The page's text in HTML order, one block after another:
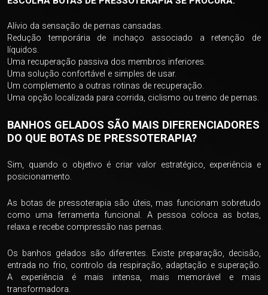
Alívio da sensação de pernas cansadas.
Redução temporária de inchaço associado a retenção de
líquidos.
Uma recuperação passiva dos membros inferiores.
Uma solução confortável e simples de usar.
Um complemento a outras rotinas de recuperação.
Uma opção localizada para corrida, ciclismo ou treino de pernas.
BANHOS GELADOS SÃO MAIS DIFERENCIADORES
DO QUE BOTAS DE PRESSOTERAPIA?
Sim, quando o objetivo é criar valor estratégico, experiência e
posicionamento.
As botas de pressoterapia são úteis, mas funcionam sobretudo
como uma ferramenta funcional. A pessoa coloca as botas,
relaxa e recebe compressão nas pernas.
Os banhos gelados são diferentes. Existe preparação, decisão,
entrada no frio, controlo da respiração, adaptação e superação.
A experiência é mais intensa, mais memorável e mais
transformadora.